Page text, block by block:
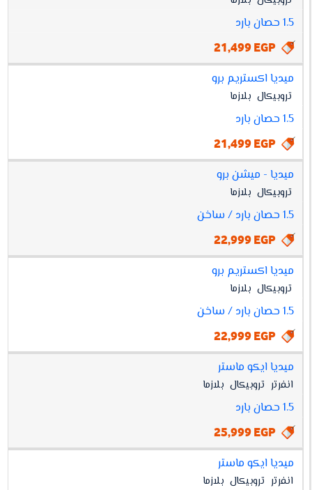
MIDEA
SPLIT
1.5
مواصفات 1.5 حصان بارد
21,499 EGP
ميديا اكستريم برو
تروبيكال بلازما
1.5 حصان بارد
21,499 EGP
ميديا - ميشن برو
تروبيكال بلازما
1.5 حصان بارد / ساخن
22,999 EGP
ميديا اكستريم برو
تروبيكال بلازما
1.5 حصان بارد / ساخن
22,999 EGP
ميديا ايكو ماستر
انفرتر تروبيكال بلازما
1.5 حصان بارد
25,999 EGP
ميديا ايكو ماستر
انفرتر تروبيكال بلازما